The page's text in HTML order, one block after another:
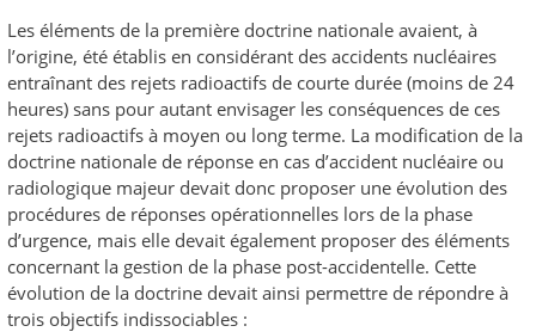
Les éléments de la première doctrine nationale avaient, à
l’origine, été établis en considérant des accidents nucléaires
entraînant des rejets radioactifs de courte durée (moins de 24
heures) sans pour autant envisager les conséquences de ces
rejets radioactifs à moyen ou long terme. La modification de la
doctrine nationale de réponse en cas d’accident nucléaire ou
radiologique majeur devait donc proposer une évolution des
procédures de réponses opérationnelles lors de la phase
d’urgence, mais elle devait également proposer des éléments
concernant la gestion de la phase post-accidentelle. Cette
évolution de la doctrine devait ainsi permettre de répondre à
trois objectifs indissociables :